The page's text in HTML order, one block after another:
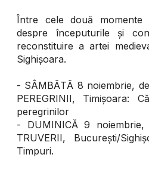
Între cele două
despre începuturile și
reconstituire a artei
Sighișoara.
- SÂMBĂTĂ 8 noiembrie,
PEREGRINII, Timișoara:
peregrinilor
- DUMINICĂ 9
TRUVERII, București/
Timpuri.